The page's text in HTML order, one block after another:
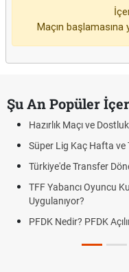
Maçın başlamasına
Şu An Popüler
Hazırlık Maçı ve
Süper Lig Kaç Hafta ve
Türkiye'de Transfer
TFF Yabancı Oyuncu
Uygulanıyor?
PFDK Nedir? PFDK